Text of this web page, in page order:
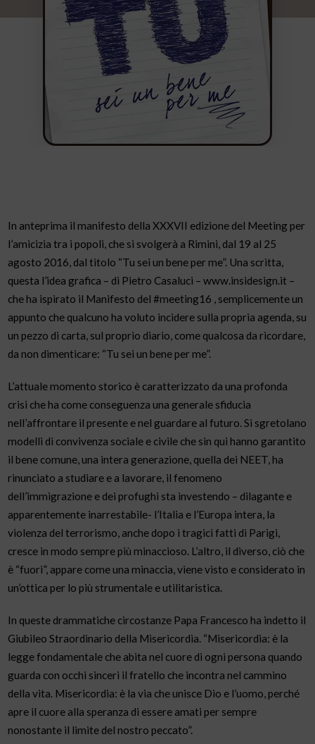
In anteprima il manifesto della XXXVII edizione del Meeting per
l’amicizia tra i popoli, che si svolgerà a Rimini, dal 19 al 25
agosto 2016, dal titolo “Tu sei un bene per me”. Una scritta,
questa l’idea grafica – di Pietro Casaluci – www.insidesign.it –
che ha ispirato il Manifesto del #meeting16 , semplicemente un
appunto che qualcuno ha voluto incidere sulla propria agenda, su
un pezzo di carta, sul proprio diario, come qualcosa da ricordare,
da non dimenticare: “Tu sei un bene per me”.
L’attuale momento storico è caratterizzato da una profonda
crisi che ha come conseguenza una generale sfiducia
nell’affrontare il presente e nel guardare al futuro. Si sgretolano
modelli di convivenza sociale e civile che sin qui hanno garantito
il bene comune, una intera generazione, quella dei NEET, ha
rinunciato a studiare e a lavorare, il fenomeno
dell’immigrazione e dei profughi sta investendo – dilagante e
apparentemente inarrestabile- l’Italia e l’Europa intera, la
violenza del terrorismo, anche dopo i tragici fatti di Parigi,
cresce in modo sempre più minaccioso. L’altro, il diverso, ciò che
è “fuori”, appare come una minaccia, viene visto e considerato in
un’ottica per lo più strumentale e utilitaristica.
In queste drammatiche circostanze Papa Francesco ha indetto il
Giubileo Straordinario della Misericordia. “Misericordia: è la
legge fondamentale che abita nel cuore di ogni persona quando
guarda con occhi sinceri il fratello che incontra nel cammino
della vita. Misericordia: è la via che unisce Dio e l’uomo, perché
apre il cuore alla speranza di essere amati per sempre
nonostante il limite del nostro peccato”.